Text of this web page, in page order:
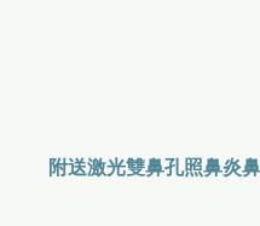
附送激光雙鼻孔照鼻炎